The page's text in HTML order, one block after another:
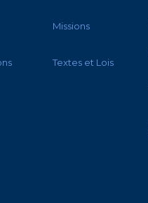
Missions
Textes et Lois